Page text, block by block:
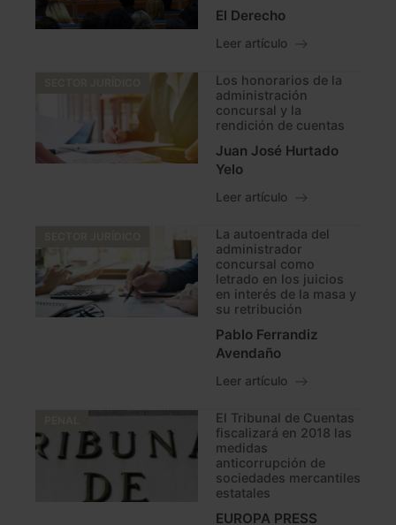
El Derecho
Leer artículo
Los honorarios de la
administración
concursal y la
rendición de cuentas
Juan José Hurtado
Yelo
Leer artículo
La autoentrada del
administrador
concursal como
letrado en los juicios
en interés de la masa y
su retribución
Pablo Ferrandiz
Avendaño
Leer artículo
El Tribunal de Cuentas
fiscalizará en 2018 las
medidas
anticorrupción de
sociedades mercantiles
estatales
EUROPA PRESS